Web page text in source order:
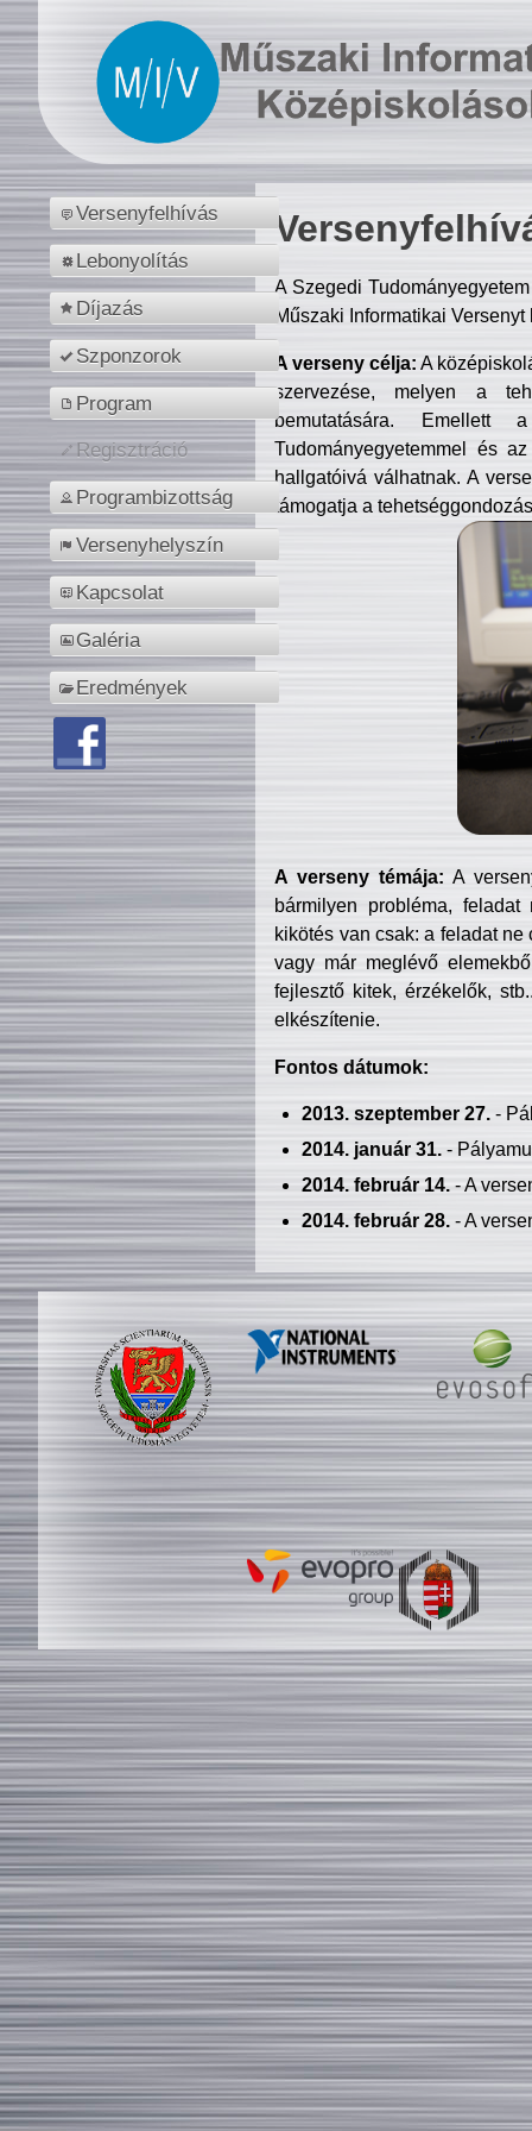
Versenyfelhívás
Lebonyolítás
Díjazás
Szponzorok
Program
Regisztráció
Programbizottság
Versenyhelyszín
Kapcsolat
Galéria
Eredmények
A Szegedi
Műszaki Informatikai
A verseny célja: A
szervezése, melyen a
bemutatására. Emellett
Tudományegyetemmel és
hallgatóivá válhatnak. A
támogatja a
A verseny témája: A
bármilyen probléma, feladat
kikötés van csak: a feladat
vagy már meglévő
fejlesztő kitek, érzékelők,
elkészítenie.
Fontos dátumok:
2013. szeptember 27.-
2014. január 31.-
2014. február 14.- A
2014. február 28.- A